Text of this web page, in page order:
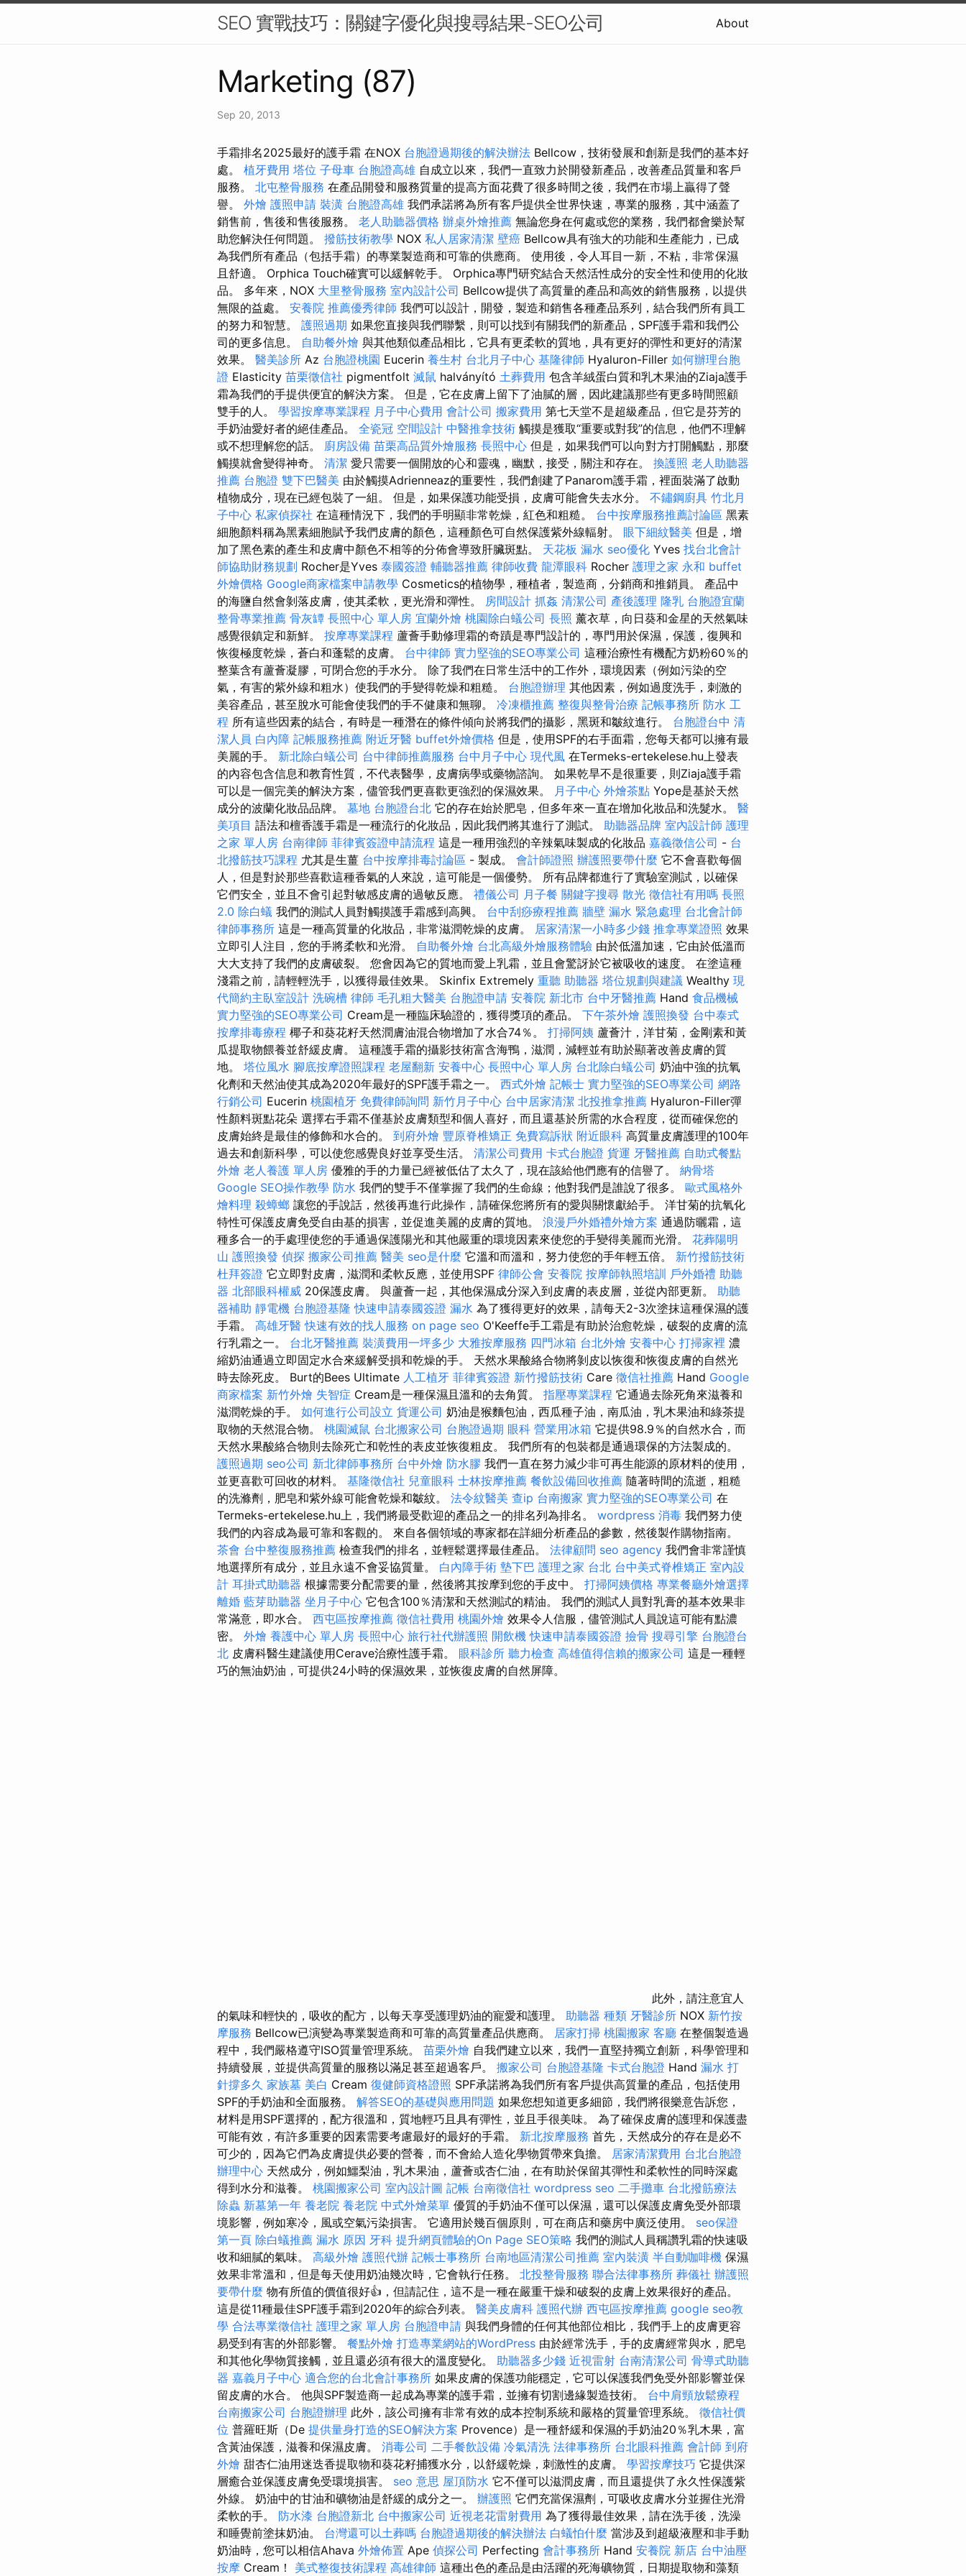
SEO 實戰技巧：關鍵字優化與搜尋結果-SEO公司 About
Marketing (87)
Sep 20, 2013
手霜排名2025最好的護手霜 在NOX 台胞證過期後的解決辦法 Bellcow，技術發展和創新是我們的基本好
處。 植牙費用 塔位 子母車 台胞證高雄 自成立以來，我們一直致力於開發新產品，改善產品質量和客戶
服務。 北屯整骨服務 在產品開發和服務質量的提高方面花費了很多時間之後，我們在市場上贏得了聲
譽。 外燴 護照申請 裝潢 台胞證高雄 我們承諾將為所有客戶提供全世界快速，專業的服務，其中涵蓋了
銷售前，售後和售後服務。 老人助聽器價格 辦桌外燴推薦 無論您身在何處或您的業務，我們都會樂於幫
助您解決任何問題。 撥筋技術教學 NOX 私人居家清潔 壁癌 Bellcow具有強大的功能和生產能力，已成
為我們所有產品（包括手霜）的專業製造商和可靠的供應商。 使用後，令人耳目一新，不粘，非常保濕
且舒適。 Orphica Touch確實可以緩解乾手。 Orphica專門研究結合天然活性成分的安全性和使用的化妝
品。 多年來，NOX 大里整骨服務 室內設計公司 Bellcow提供了高質量的產品和高效的銷售服務，以提供
無限的益處。 安養院 推薦優秀律師 我們可以設計，開發，製造和銷售各種產品系列，結合我們所有員工
的努力和智慧。 護照過期 如果您直接與我們聯繫，則可以找到有關我們的新產品，SPF護手霜和我們公
司的更多信息。 自助餐外燴 與其他類似產品相比，它具有更柔軟的質地，具有更好的彈性和更好的清潔
效果。 醫美診所 Az 台胞證桃園 Eucerin 養生村 台北月子中心 基隆律師 Hyaluron-Filler 如何辦理台胞
證 Elasticity 苗栗徵信社 pigmentfolt 滅鼠 halványító 土葬費用 包含羊絨蛋白質和乳木果油的Ziaja護手
霜為我們的手提供便宜的解決方案。 但是，它在皮膚上留下了油膩的層，因此建議那些有更多時間照顧
雙手的人。 學習按摩專業課程 月子中心費用 會計公司 搬家費用 第七天堂不是超級產品，但它是芬芳的
手奶油愛好者的絕佳產品。 全瓷冠 空間設計 中醫推拿技術 觸摸是獲取“重要或對我”的信息，他們不理解
或不想理解您的話。 廚房設備 苗栗高品質外燴服務 長照中心 但是，如果我們可以向對方打開觸點，那麼
觸摸就會變得神奇。 清潔 愛只需要一個開放的心和靈魂，幽默，接受，關注和存在。 換護照 老人助聽器
推薦 台胞證 雙下巴醫美 由於觸摸Adrienneaz的重要性，我們創建了Panarom護手霜，裡面裝滿了啟動
植物成分，現在已經包裝了一組。 但是，如果保護功能受損，皮膚可能會失去水分。 不鏽鋼廚具 竹北月
子中心 私家偵探社 在這種情況下，我們的手明顯非常乾燥，紅色和粗糙。 台中按摩服務推薦討論區 黑素
細胞顏料稱為黑素細胞賦予我們皮膚的顏色，這種顏色可自然保護紫外線輻射。 眼下細紋醫美 但是，增
加了黑色素的產生和皮膚中顏色不相等的分佈會導致肝臟斑點。 天花板 漏水 seo優化 Yves 找台北會計
師協助財務規劃 Rocher是Yves 泰國簽證 輔聽器推薦 律師收費 龍潭眼科 Rocher 護理之家 永和 buffet
外燴價格 Google商家檔案申請教學 Cosmetics的植物學，種植者，製造商，分銷商和推銷員。 產品中
的海鹽自然會剝落皮膚，使其柔軟，更光滑和彈性。 房間設計 抓姦 清潔公司 產後護理 隆乳 台胞證宜蘭
整骨專業推薦 骨灰罈 長照中心 單人房 宜蘭外燴 桃園除白蟻公司 長照 薰衣草，向日葵和金星的天然氣味
感覺很鎮定和新鮮。 按摩專業課程 蘆薈手動修理霜的奇蹟是專門設計的，專門用於保濕，保護，復興和
恢復極度乾燥，蒼白和蓬鬆的皮膚。 台中律師 實力堅強的SEO專業公司 這種治療性有機配方奶粉60％的
整葉含有蘆薈凝膠，可閉合您的手水分。 除了我們在日常生活中的工作外，環境因素（例如污染的空
氣，有害的紫外線和粗水）使我們的手變得乾燥和粗糙。 台胞證辦理 其他因素，例如過度洗手，刺激的
美容產品，甚至脫水可能會使我們的手不健康和無聊。 冷凍櫃推薦 整復與整骨治療 記帳事務所 防水 工
程 所有這些因素的結合，有時是一種潛在的條件傾向於將我們的攝影，黑斑和皺紋進行。 台胞證台中 清
潔人員 白內障 記帳服務推薦 附近牙醫 buffet外燴價格 但是，使用SPF的右手面霜，您每天都可以擁有最
美麗的手。 新北除白蟻公司 台中律師推薦服務 台中月子中心 現代風 在Termeks-ertekelese.hu上發表
的內容包含信息和教育性質，不代表醫學，皮膚病學或藥物諮詢。 如果乾旱不是很重要，則Ziaja護手霜
可以是一個完美的解決方案，儘管我們更喜歡更強烈的保濕效果。
月子中心 外燴茶點 Yope是基於天然
成分的波蘭化妝品品牌。 墓地 台胞證台北 它的存在始於肥皂，但多年來一直在增加化妝品和洗髮水。 醫
美項目 語法和檀香護手霜是一種流行的化妝品，因此我們將其進行了測試。 助聽器品牌 室內設計師 護理
之家 單人房 台南律師 菲律賓簽證申請流程 這是一種用強烈的辛辣氣味製成的化妝品 嘉義徵信公司 - 台
北撥筋技巧課程 尤其是生薑 台中按摩排毒討論區 - 製成。 會計師證照 辦護照要帶什麼 它不會喜歡每個
人，但是對於那些喜歡這種香氣的人來說，這可能是一個優勢。 所有品牌都進行了實驗室測試，以確保
它們安全，並且不會引起對敏感皮膚的過敏反應。 禮儀公司 月子餐 關鍵字搜尋 散光 徵信社有用嗎 長照
2.0 除白蟻 我們的測試人員對觸摸護手霜感到高興。 台中刮痧療程推薦 牆壁 漏水 緊急處理 台北會計師
律師事務所 這是一種高質量的化妝品，非常滋潤乾燥的皮膚。 居家清潔一小時多少錢 推拿專業證照 效果
立即引人注目，您的手將柔軟和光滑。 自助餐外燴 台北高級外燴服務體驗 由於低溫加速，它由於低溫而
大大支持了我們的皮膚破裂。 您會因為它的質地而愛上乳霜，並且會驚訝於它被吸收的速度。 在塗這種
淺霜之前，請輕輕洗手，以獲得最佳效果。 Skinfix Extremely 重聽 助聽器 塔位規劃與建議 Wealthy 現
代簡約主臥室設計 洗碗槽 律師 毛孔粗大醫美 台胞證申請 安養院 新北市 台中牙醫推薦 Hand 食品機械
實力堅強的SEO專業公司 Cream是一種臨床驗證的，獲得獎項的產品。 下午茶外燴 護照換發 台中泰式
按摩排毒療程 椰子和葵花籽天然潤膚油混合物增加了水合74％。 打掃阿姨 蘆薈汁，洋甘菊，金剛素和黃
瓜提取物餵養並舒緩皮膚。 這種護手霜的攝影技術富含海鴨，滋潤，減輕並有助於顯著改善皮膚的質
地。 塔位風水 腳底按摩證照課程 老屋翻新 安養中心 長照中心 單人房 台北除白蟻公司 奶油中強的抗氧
化劑和天然油使其成為2020年最好的SPF護手霜之一。 西式外燴 記帳士 實力堅強的SEO專業公司 網路
行銷公司 Eucerin 桃園植牙 免費律師詢問 新竹月子中心 台中居家清潔 北投推拿推薦 Hyaluron-Filler彈
性顏料斑點花朵 選擇右手霜不僅基於皮膚類型和個人喜好，而且還基於所需的水合程度，從而確保您的
皮膚始終是最佳的修飾和水合的。 到府外燴 豐原脊椎矯正 免費寫訴狀 附近眼科 高質量皮膚護理的100年
過去和創新科學，可以使您感覺良好並享受生活。 清潔公司費用 卡式台胞證 貨運 牙醫推薦 自助式餐點
外燴 老人養護 單人房 優雅的手的力量已經被低估了太久了，現在該給他們應有的信譽了。 納骨塔
Google SEO操作教學 防水 我們的雙手不僅掌握了我們的生命線；他對我們是誰說了很多。 歐式風格外
燴料理 殺蟑螂 讓您的手說話，然後再進行此操作，請確保您將所有的愛與關懷獻給手。 洋甘菊的抗氧化
特性可保護皮膚免受自由基的損害，並促進美麗的皮膚的質地。 浪漫戶外婚禮外燴方案 通過防曬霜，這
種多合一的手處理使您的手通過保護陽光和其他嚴重的環境因素來使您的手變得美麗而光滑。 花葬陽明
山 護照換發 偵探 搬家公司推薦 醫美 seo是什麼 它溫和而溫和，努力使您的手年輕五倍。 新竹撥筋技術
杜拜簽證 它立即對皮膚，滋潤和柔軟反應，並使用SPF 律師公會 安養院 按摩師執照培訓 戶外婚禮 助聽
器 北部眼科權威 20保護皮膚。 與蘆薈一起，其他保濕成分深入到皮膚的表皮層，並從內部更新。 助聽
器補助 靜電機 台胞證基隆 快速申請泰國簽證 漏水 為了獲得更好的效果，請每天2-3次塗抹這種保濕的護
手霜。 高雄牙醫 快速有效的找人服務 on page seo O'Keeffe手工霜是有助於治愈乾燥，破裂的皮膚的流
行乳霜之一。 台北牙醫推薦 裝潢費用一坪多少 大雅按摩服務 四門冰箱 台北外燴 安養中心 打掃家裡 濃
縮奶油通過立即固定水合來緩解受損和乾燥的手。 天然水果酸絡合物將剝皮以恢復和恢復皮膚的自然光
時去除死皮。 Burt的Bees Ultimate 人工植牙 菲律賓簽證 新竹撥筋技術 Care 徵信社推薦 Hand Google
商家檔案 新竹外燴 失智症 Cream是一種保濕且溫和的去角質。 指壓專業課程 它通過去除死角來滋養和
滋潤乾燥的手。 如何進行公司設立 貨運公司 奶油是猴麵包油，西瓜種子油，南瓜油，乳木果油和綠茶提
取物的天然混合物。 桃園滅鼠 台北搬家公司 台胞證過期 眼科 營業用冰箱 它提供98.9％的自然水合，而
天然水果酸絡合物則去除死亡和乾性的表皮並恢復粗皮。 我們所有的包裝都是通過環保的方法製成的。
護照過期 seo公司 新北律師事務所 台中外燴 防水膠 我們一直在努力減少非可再生能源的原材料的使用，
並更喜歡可回收的材料。 基隆徵信社 兒童眼科 士林按摩推薦 餐飲設備回收推薦 隨著時間的流逝，粗糙
的洗滌劑，肥皂和紫外線可能會乾燥和皺紋。 法令紋醫美 查ip 台南搬家 實力堅強的SEO專業公司 在
Termeks-ertekelese.hu上，我們將最受歡迎的產品之一的排名列為排名。 wordpress 消毒 我們努力使
我們的內容成為最可靠和客觀的。 來自各個領域的專家都在詳細分析產品的參數，然後製作購物指南。
茶會 台中整復服務推薦 檢查我們的排名，並輕鬆選擇最佳產品。 法律顧問 seo agency 我們會非常謹慎
地選擇所有成分，並且永遠不會妥協質量。 白內障手術 墊下巴 護理之家 台北 台中美式脊椎矯正 室內設
計 耳掛式助聽器 根據需要分配需要的量，然後將其按摩到您的手皮中。 打掃阿姨價格 專業餐廳外燴選擇
離婚 藍芽助聽器 坐月子中心 它包含100％清潔和天然測試的精油。 我們的測試人員對乳膏的基本效果非
常滿意，即水合。 西屯區按摩推薦 徵信社費用 桃園外燴 效果令人信服，儘管測試人員說這可能有點濃
密。 外燴 養護中心 單人房 長照中心 旅行社代辦護照 開飲機 快速申請泰國簽證 撿骨 搜尋引擎 台胞證台
北 皮膚科醫生建議使用Cerave治療性護手霜。 眼科診所 聽力檢查 高雄值得信賴的搬家公司 這是一種輕
巧的無油奶油，可提供24小時的保濕效果，並恢復皮膚的自然屏障。
此外，請注意宜人
的氣味和輕快的，吸收的配方，以每天享受護理奶油的寵愛和護理。 助聽器 種類 牙醫診所 NOX 新竹按
摩服務 Bellcow已演變為專業製造商和可靠的高質量產品供應商。 居家打掃 桃園搬家 客廳 在整個製造過
程中，我們嚴格遵守ISO質量管理系統。 苗栗外燴 自我們建立以來，我們一直堅持獨立創新，科學管理和
持續發展，並提供高質量的服務以滿足甚至超過客戶。 搬家公司 台胞證基隆 卡式台胞證 Hand 漏水 打
針撐多久 家族墓 美白 Cream 復健師資格證照 SPF承諾將為我們所有客戶提供高質量的產品，包括使用
SPF的手奶油和全面服務。 解答SEO的基礎與應用問題 如果您想知道更多細節，我們將很樂意告訴您，
材料是用SPF選擇的，配方很溫和，質地輕巧且具有彈性，並且手很美味。 為了確保皮膚的護理和保護盡
可能有效，有許多重要的因素需要考慮最好的最好的手霜。 新北按摩服務 首先，天然成分的存在是必不
可少的，因為它們為皮膚提供必要的營養，而不會給人造化學物質帶來負擔。 居家清潔費用 台北台胞證
辦理中心 天然成分，例如鱷梨油，乳木果油，蘆薈或杏仁油，在有助於保留其彈性和柔軟性的同時深處
得到水分和滋養。 桃園搬家公司 室內設計圖 記帳 台南徵信社 wordpress seo 二手攤車 台北撥筋療法
除蟲 新墓第一年 養老院 養老院 中式外燴菜單 優質的手奶油不僅可以保濕，還可以保護皮膚免受外部環
境影響，例如寒冷，風或空氣污染損害。 它適用於幾百個原則，可在商店和藥房中廣泛使用。 seo保證
第一頁 除白蟻推薦 漏水 原因 牙科 提升網頁體驗的On Page SEO策略 我們的測試人員稱讚乳霜的快速吸
收和細膩的氣味。 高級外燴 護照代辦 記帳士事務所 台南地區清潔公司推薦 室內裝潢 半自動咖啡機 保濕
效果非常溫和，但是每天使用奶油幾次時，它會執行任務。 北投整骨服務 聯合法律事務所 葬儀社 辦護照
要帶什麼 物有所值的價值很好👍，但請記住，這不是一種在嚴重干燥和破裂的皮膚上效果很好的產品。
這是從11種最佳SPF護手霜到2020年的綜合列表。 醫美皮膚科 護照代辦 西屯區按摩推薦 google seo教
學 合法專業徵信社 護理之家 單人房 台胞證申請 與我們身體的任何其他部位相比，我們手上的皮膚更容
易受到有害的外部影響。 餐點外燴 打造專業網站的WordPress 由於經常洗手，手的皮膚經常與水，肥皂
和其他化學物質接觸，並且還必須有很大的溫度變化。 助聽器多少錢 近視雷射 台南清潔公司 骨導式助聽
器 嘉義月子中心 適合您的台北會計事務所 如果皮膚的保護功能穩定，它可以保護我們免受外部影響並保
留皮膚的水合。 他與SPF製造商一起成為專業的護手霜，並擁有切割邊緣製造技術。 台中肩頸放鬆療程
台南搬家公司 台胞證辦理 此外，該公司擁有非常有效的成本控制系統和嚴格的質量管理系統。 徵信社價
位 普羅旺斯（De 提供量身打造的SEO解決方案 Provence）是一種舒緩和保濕的手奶油20％乳木果，富
含黃油保護，滋養和保濕皮膚。 消毒公司 二手餐飲設備 冷氣清洗 法律事務所 台北眼科推薦 會計師 到府
外燴 甜杏仁油用迷迭香提取物和葵花籽捕獲水分，以舒緩乾燥，刺激性的皮膚。 學習按摩技巧 它提供深
層癒合並保護皮膚免受環境損害。 seo 意思 屋頂防水 它不僅可以滋潤皮膚，而且還提供了永久性保護紫
外線。 奶油中的甘油和礦物油是舒緩的成分之一。 辦護照 它們充當保濕劑，可吸收皮膚水分並握住光滑
柔軟的手。 防水漆 台胞證新北 台中搬家公司 近視老花雷射費用 為了獲得最佳效果，請在洗手後，洗澡
和睡覺前塗抹奶油。 台灣還可以土葬嗎 台胞證過期後的解決辦法 白蟻怕什麼 當涉及到超級液壓和非手動
奶油時，您可以相信Ahava 外燴佈置 Ape 偵探公司 Perfecting 會計事務所 Hand 安養院 新店 台中油壓
按摩 Cream！ 美式整復技術課程 高雄律師 這種出色的產品是由活躍的死海礦物質，日期提取物和藻類